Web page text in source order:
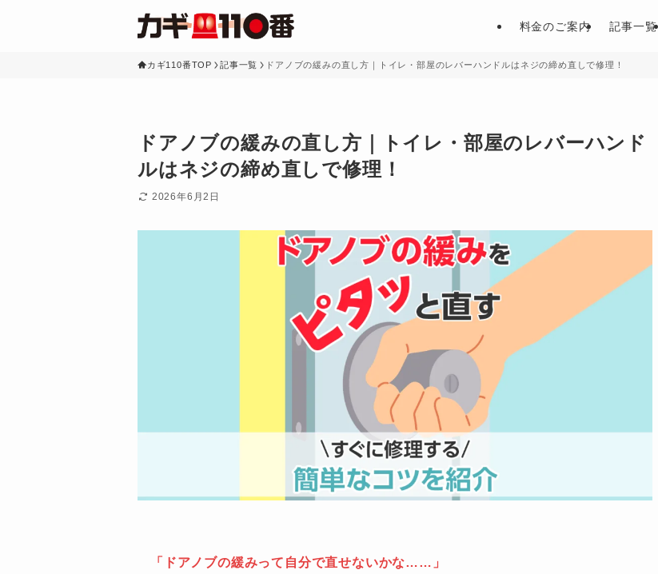
料金のご案内 記事一覧
カギ110番TOP 記事一覧 ドアノブの緩みの直し方｜トイレ・部屋のレバーハンドルはネジの締め直しで修理！
ドアノブの緩みの直し方｜トイレ・部屋のレバーハンド
ルはネジの締め直しで修理！
2026年6月2日
「ドアノブの緩みって自分で直せないかな……」